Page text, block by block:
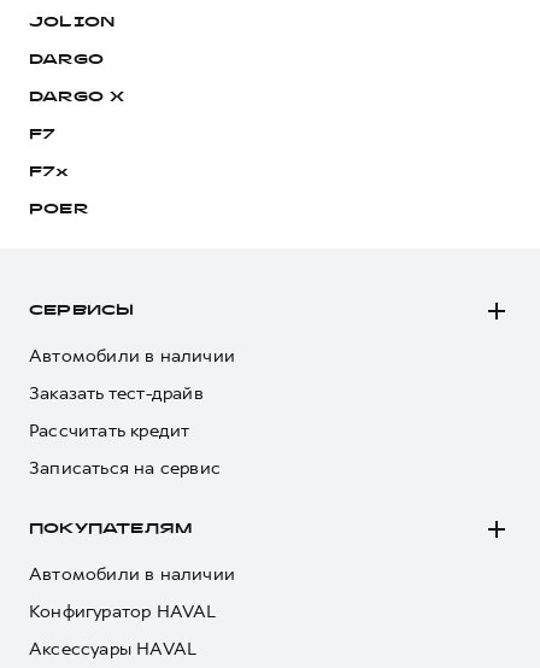
JOLION
DARGO
DARGO Х
F7
F7x
POER
СЕРВИСЫ
Автомобили в наличии
Заказать тест-драйв
Рассчитать кредит
Записаться на сервис
ПОКУПАТЕЛЯМ
Автомобили в наличии
Конфигуратор HAVAL
Аксессуары HAVAL